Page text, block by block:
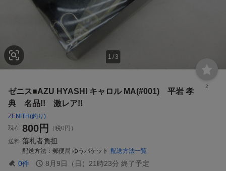
1 /3
2
ゼニス■AZU HYASHI キャロル MA(#001) 平岩 孝
典 名品!! 激レア!!
ZENITH(釣り)
現在 800円
（税0円）
送料 落札者負担
配送方法 郵便局 ゆうパケット 配送方法一覧
0件 8月9日（日）21時23分 終了予定